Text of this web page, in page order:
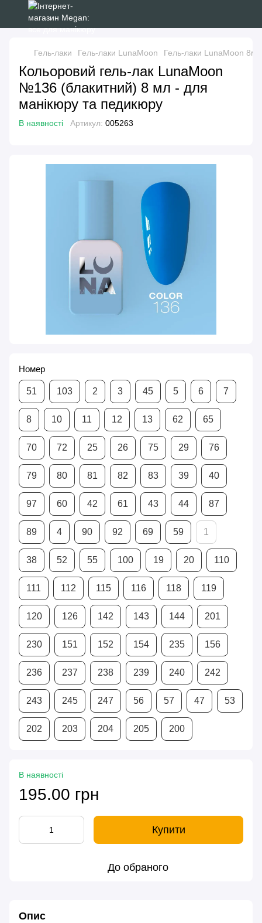
Гель-лаки Гель-лаки LunaMoon Гель-лаки LunaMoon 8мл
Кольоровий гель-лак LunaMoon
№136 (блакитний) 8 мл - для
манікюру та педикюру
В наявності Артикул: 005263
Номер
51 103 2 3 45 5 6 7
8 10 11 12 13 62 65
70 72 25 26 75 29 76
79 80 81 82 83 39 40
97 60 42 61 43 44 87
89 4 90 92 69 59 1
38 52 55 100 19 20 110
111 112 115 116 118 119
120 126 142 143 144 201
230 151 152 154 235 156
236 237 238 239 240 242
243 245 247 56 57 47 53
202 203 204 205 200
В наявності
195.00 грн
Купити
До обраного
Опис